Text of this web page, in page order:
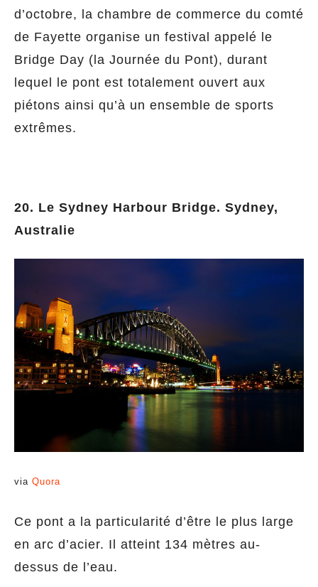
d’octobre, la chambre de commerce du comté
de Fayette organise un festival appelé le
Bridge Day (la Journée du Pont), durant
lequel le pont est totalement ouvert aux
piétons ainsi qu’à un ensemble de sports
extrêmes.
20. Le Sydney Harbour Bridge. Sydney,
Australie
via Quora
Ce pont a la particularité d’être le plus large
en arc d’acier. Il atteint 134 mètres au-
dessus de l’eau.